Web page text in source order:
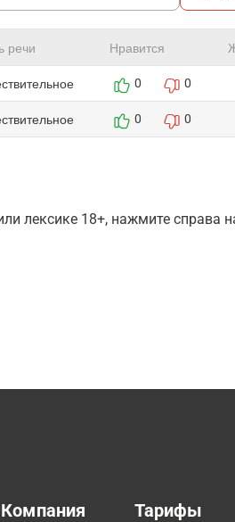
речи Нравится
0 0
0 0
лексике 18+, нажмите справа
Компания Тарифы